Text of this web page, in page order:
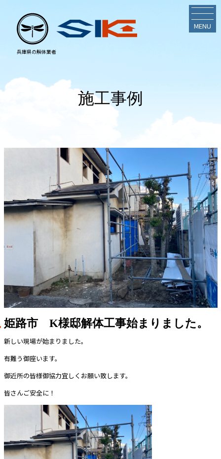
MENU
施工事例
姫路市 K様邸解体工事始まりました。
新しい現場が始まりました。
有難う御座います。
御近所の皆様御協力宜しくお願い致します。
皆さんご安全に！